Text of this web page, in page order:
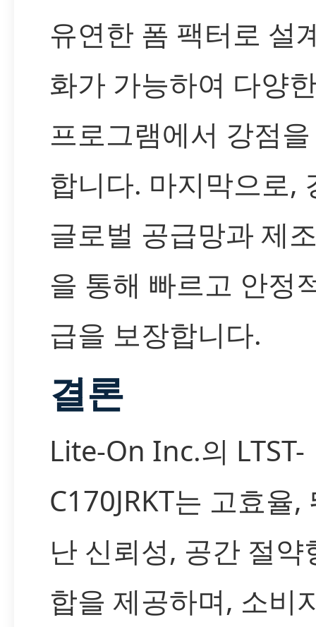
유연한 폼 팩터로 설
화가 가능하여 다양
프로그램에서 강점
합니다. 마지막으로,
글로벌 공급망과 제
을 통해 빠르고 안정
급을 보장합니다.
결론
Lite-On Inc.의 LTST-
C170JRKT는 고효율,
난 신뢰성, 공간 절약
합을 제공하며, 소비